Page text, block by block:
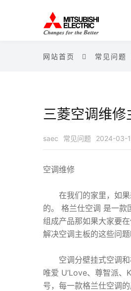
网站首页 常见问题
三菱空调维修
saec 常见问题 2024-03-
空调维修
在我们的家里，如果
的。 格兰仕空调 是一款
组成产品那如果大家要
解决空调主板的这些问
空调分壁挂式空调和
唯爱 U’Love、尊智派
号，每一款格兰仕空调